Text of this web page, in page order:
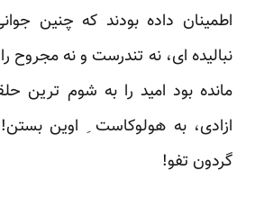
اطمینان داده بودند که چنین
نبالیده ای، نه تندرست و نه مجروح
مانده بود امید را به شوم ترین
ازادی، به هولوکاست ِ اوین
گردون تفو!